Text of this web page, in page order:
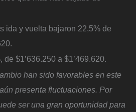
ida y vuelta bajaron 22,5% de
de $1’636.250 a $1’469.620.
han sido favorables en este
presenta fluctuaciones. Por
ser una gran oportunidad para